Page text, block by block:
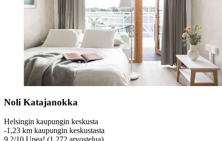
Noli Katajanokka
Helsingin kaupungin keskusta
‐1,23 km kaupungin keskustasta
9,2/10 Upea! (1 272 arvostelua)